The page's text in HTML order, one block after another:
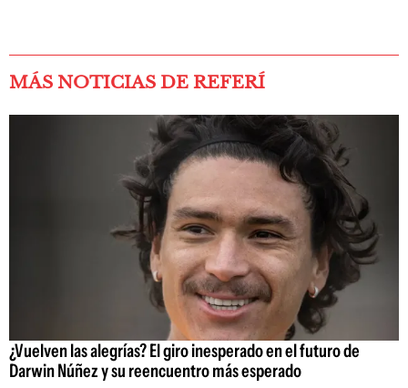
MÁS NOTICIAS DE REFERÍ
¿Vuelven las alegrías? El giro inesperado en el futuro de
Darwin Núñez y su reencuentro más esperado